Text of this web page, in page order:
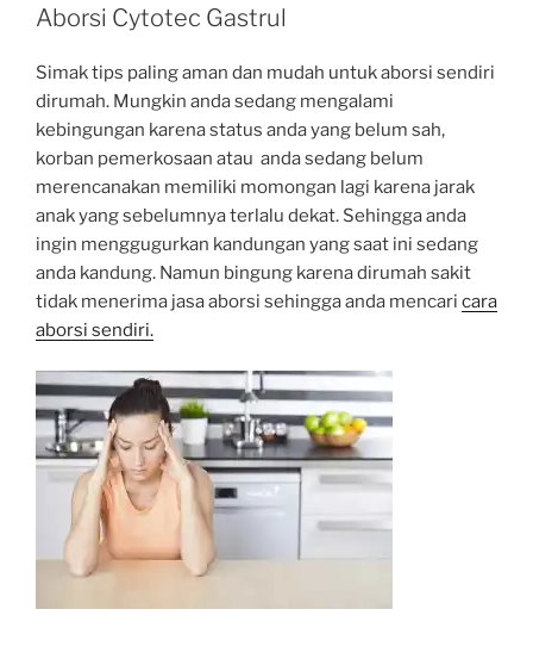
Aborsi Cytotec Gastrul
Simak tips paling aman dan mudah untuk aborsi sendiri
dirumah. Mungkin anda sedang mengalami
kebingungan karena status anda yang belum sah,
korban pemerkosaan atau anda sedang belum
merencanakan memiliki momongan lagi karena jarak
anak yang sebelumnya terlalu dekat. Sehingga anda
ingin menggugurkan kandungan yang saat ini sedang
anda kandung. Namun bingung karena dirumah sakit
tidak menerima jasa aborsi sehingga anda mencari cara
aborsi sendiri.